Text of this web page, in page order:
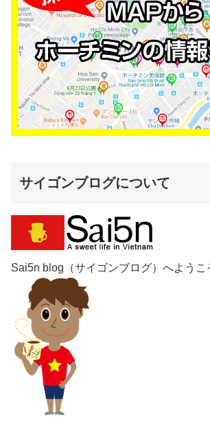
サイゴンブログについて
Sai5n blog（サイゴンブログ）へようこ